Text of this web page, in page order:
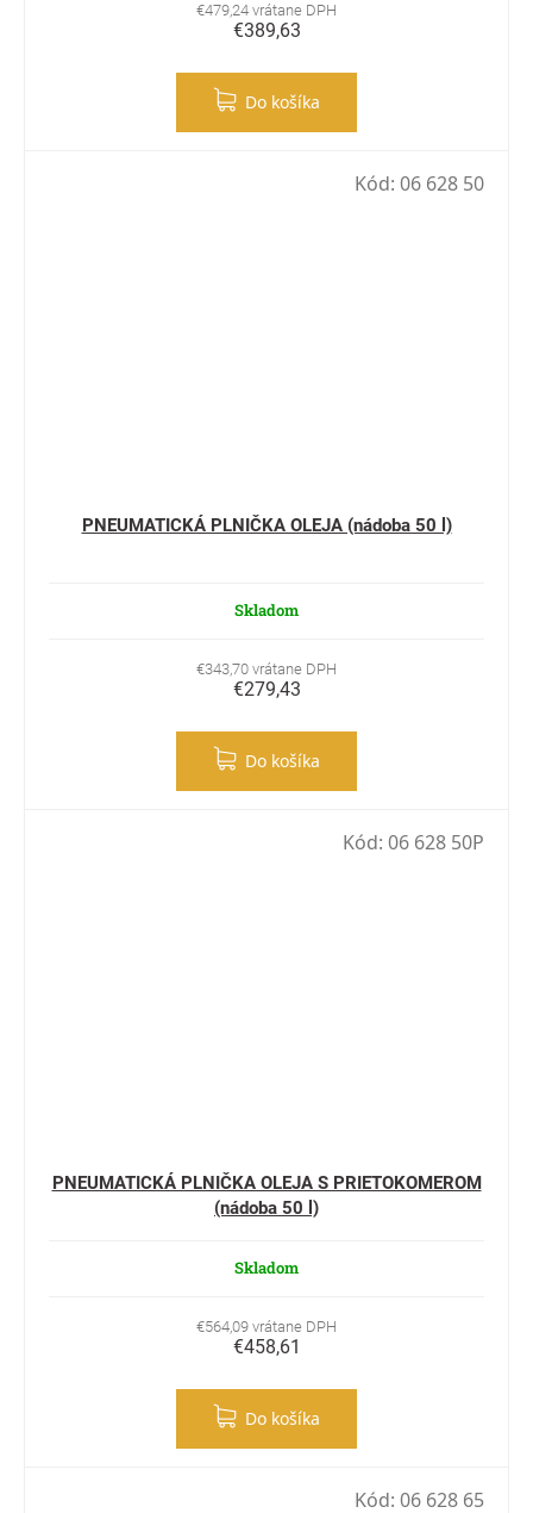
€479,24 vrátane DPH
€389,63
Do košíka
PNEUMATICKÁ PLNIČKA OLEJA (nádoba 50 l)
Skladom
€343,70 vrátane DPH
€279,43
Do košíka
Kód: 06 628 50
PNEUMATICKÁ PLNIČKA OLEJA S PRIETOKOMEROM
(nádoba 50 l)
Skladom
€564,09 vrátane DPH
€458,61
Do košíka
Kód: 06 628 50P
Kód: 06 628 65